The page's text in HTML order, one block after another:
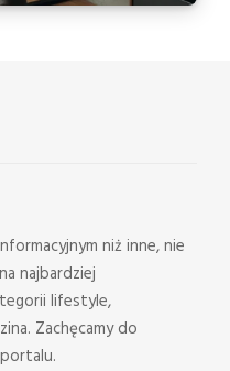
niż inne, nie
najbardziej
lifestyle,
Zachęcamy do